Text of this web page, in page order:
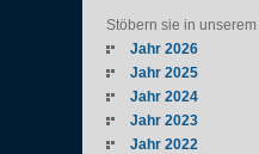
Stöbern sie in unserem
Jahr 2026
Jahr 2025
Jahr 2024
Jahr 2023
Jahr 2022